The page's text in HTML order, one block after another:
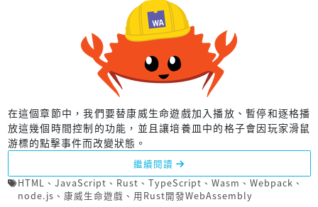
在這個章節中，我們要替康威生命遊戲加入播放、暫停和逐格播
放這幾個時間控制的功能，並且讓培養皿中的格子會因玩家滑鼠
游標的點擊事件而改變狀態。
繼續閱讀
HTML 、 JavaScript 、 Rust 、 TypeScript 、 Wasm 、 Webpack 、
node.js 、 康威生命遊戲 、 用Rust開發Web­Assembly